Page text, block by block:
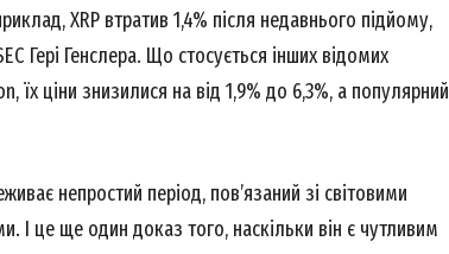
XRP втратив 1,4% після недавнього підйому,
Гері Генслера. Що стосується інших відомих
їх ціни знизилися на від 1,9% до 6,3%, а популярний
непростий період, пов’язаний зі світовими
І це ще один доказ того, наскільки він є чутливим